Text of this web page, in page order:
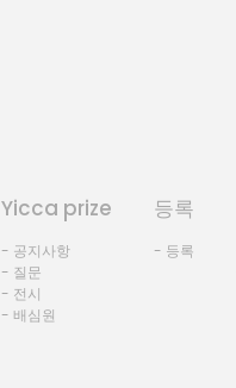
Yicca prize
- 공지사항
- 질문
- 전시
- 배심원
등록
- 등록